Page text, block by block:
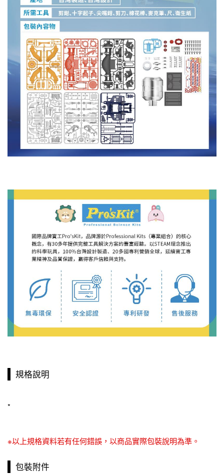
規格說明
*
※以上規格資料若有任何錯誤，以商品實際包裝說明為準。
包裝附件